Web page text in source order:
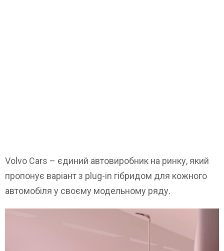
Volvo Cars – єдиний автовиробник на ринку, який
пропонує варіант з plug-in гібридом для кожного
автомобіля у своєму модельному ряду.